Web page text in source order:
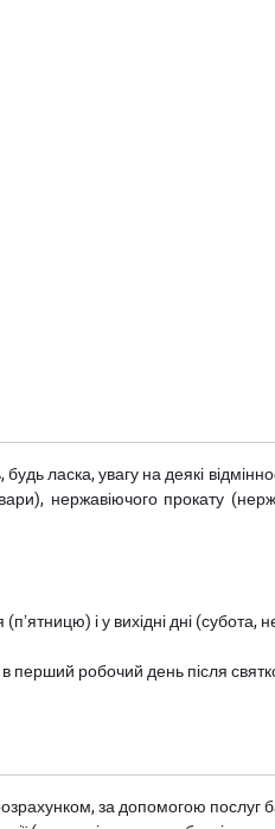
ласка, увагу на деякі
нержавіючого прокату
і у вихідні дні
в перший робочий день після
за допомогою послуг